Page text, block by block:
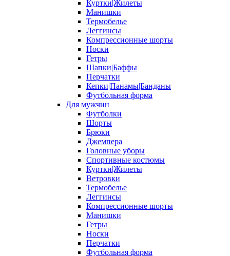
Куртки|Жилеты
Манишки
Термобелье
Леггинсы
Компрессионные шорты
Носки
Гетры
Шапки|Баффы
Перчатки
Кепки|Панамы|Банданы
Футбольная форма
Для мужчин
Футболки
Шорты
Брюки
Джемпера
Головные уборы
Спортивные костюмы
Куртки|Жилеты
Ветровки
Термобелье
Леггинсы
Компрессионные шорты
Манишки
Гетры
Носки
Перчатки
Футбольная форма